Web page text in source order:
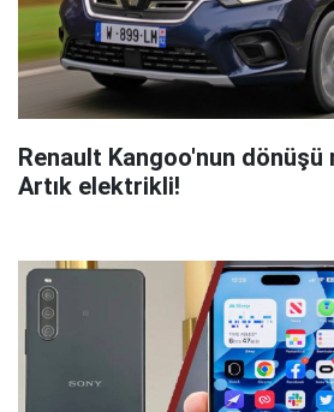
Renault Kangoo'nun
Artık elektrikli!